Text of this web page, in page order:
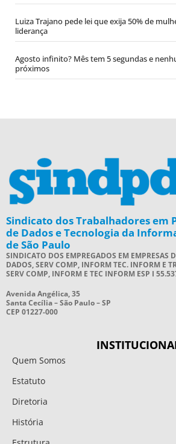
Luiza Trajano pede lei que exija 50% de
liderança
Agosto infinito? Mês tem 5 segundas e
próximos
Sindicato dos Trabalhadores em
de Dados e Tecnologia da
de São Paulo
SINDICATO DOS EMPREGADOS EM EMPRESAS
DADOS, SERV COMP, INFORM TEC. INFORM E
SERV COMP, INFORM E TEC INFORM ESP I
Avenida Angélica, 35
Santa Cecília – São Paulo – SP
CEP 01227-000
Quem Somos
Estatuto
Diretoria
História